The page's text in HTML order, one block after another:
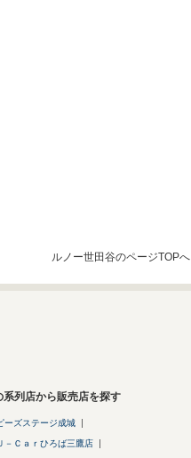
ルノー世田谷のページTOPへ
系列店から販売店を探す
ーズステージ成城
－Ｃａｒひろば三鷹店